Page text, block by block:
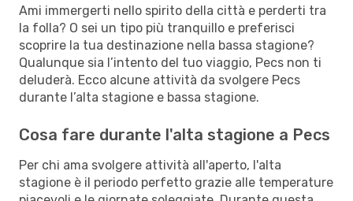
Ami immergerti nello spirito della città e perderti tra
la folla? O sei un tipo più tranquillo e preferisci
scoprire la tua destinazione nella bassa stagione?
Qualunque sia l’intento del tuo viaggio, Pecs non ti
deluderà. Ecco alcune attività da svolgere Pecs
durante l’alta stagione e bassa stagione.
Cosa fare durante l'alta stagione a Pecs
Per chi ama svolgere attività all'aperto, l'alta
stagione è il periodo perfetto grazie alle temperature